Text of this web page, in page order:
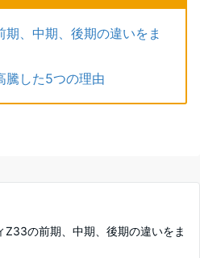
、中期、後期の違いをま
騰した5つの理由
Z33の前期、中期、後期の違いをま